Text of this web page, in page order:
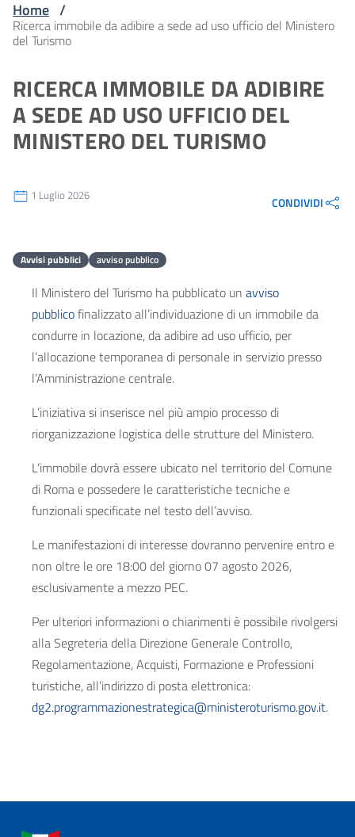
Home /
Ricerca immobile da adibire a sede ad uso ufficio del Ministero
del Turismo
RICERCA IMMOBILE DA ADIBIRE
A SEDE AD USO UFFICIO DEL
MINISTERO DEL TURISMO
1 Luglio 2026 CONDIVIDI
Avvisi pubblici avviso pubblico
Il Ministero del Turismo ha pubblicato un avviso
pubblicofinalizzato all’individuazione di un immobile da
condurre in locazione, da adibire ad uso ufficio, per
l’allocazione temporanea di personale in servizio presso
l’Amministrazione centrale.
L’iniziativa si inserisce nel più ampio processo di
riorganizzazione logistica delle strutture del Ministero.
L’immobile dovrà essere ubicato nel territorio del Comune
di Roma e possedere le caratteristiche tecniche e
funzionali specificate nel testo dell’avviso.
Le manifestazioni di interesse dovranno pervenire entro e
non oltre le ore 18:00 del giorno 07 agosto 2026,
esclusivamente a mezzo PEC.
Per ulteriori informazioni o chiarimenti è possibile rivolgersi
alla Segreteria della Direzione Generale Controllo,
Regolamentazione, Acquisti, Formazione e Professioni
turistiche, all’indirizzo di posta elettronica:
dg2.programmazionestrategica@ministeroturismo.gov.it.